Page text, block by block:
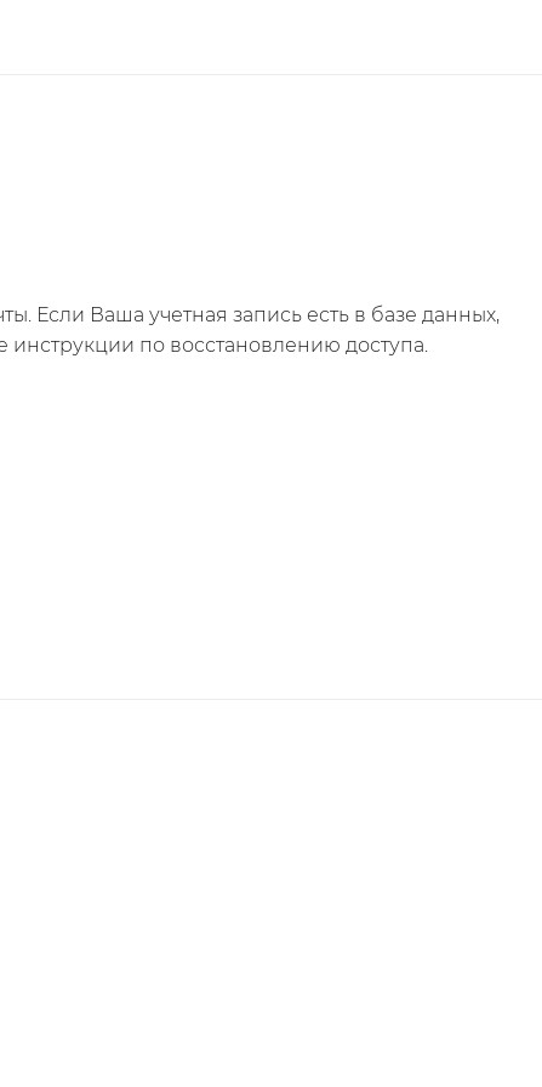
Если Ваша учетная запись есть в базе данных,
по восстановлению доступа.